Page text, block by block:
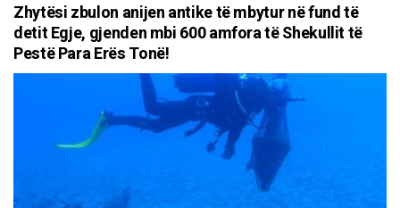
Zhytësi zbulon anijen antike të mbytur në fund të
detit Egje, gjenden mbi 600 amfora të Shekullit të
Pestë Para Erës Tonë!